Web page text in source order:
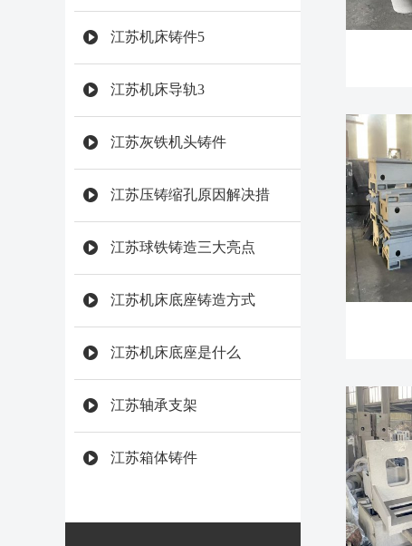
江苏机床铸件5
江苏机床导轨3
江苏灰铁机头铸件
江苏压铸缩孔原因解决措
施 江苏球铁铸造三大亮点
江苏机床底座铸造方式
江苏机床底座是什么
江苏轴承支架
江苏箱体铸件